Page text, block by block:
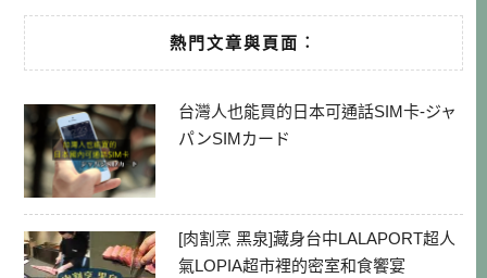
熱門文章與頁面︰
台灣人也能買的日本可通話SIM卡-ジャ
パンSIMカード
[肉割烹 黑泉]藏身台中LALAPORT超人
氣LOPIA超市裡的密室和食饗宴